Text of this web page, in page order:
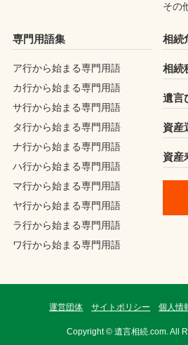
その
専門用語集
ア行から始まる専門用語
カ行から始まる専門用語
サ行から始まる専門用語
タ行から始まる専門用語
ナ行から始まる専門用語
ハ行から始まる専門用語
マ行から始まる専門用語
ヤ行から始まる専門用語
ラ行から始まる専門用語
ワ行から始まる専門用語
相続
相続
遺言
資産
資産
運営団体 サイトポリシー 個人情
Copyright © 遺言相続.com. All